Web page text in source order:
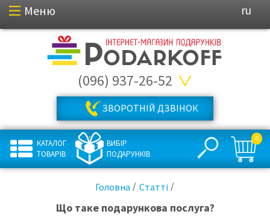
Меню ru
(096) 937-26-52
ЗВОРОТНІЙ ДЗВІНОК
КАТАЛОГ
ТОВАРІВ
ВИБІР
ПОДАРУНКІВ
0
Головна Статті
Що таке подарункова послуга?